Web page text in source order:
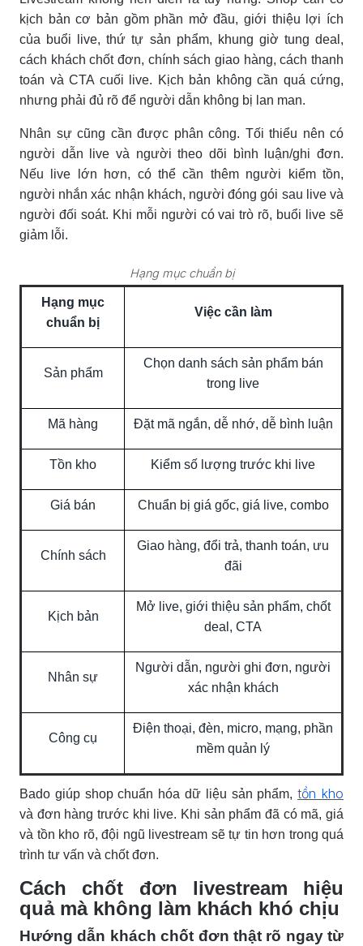
kịch bản cơ bản gồm phần mở đầu, giới thiệu lợi ích
của buổi live, thứ tự sản phẩm, khung giờ tung deal,
cách khách chốt đơn, chính sách giao hàng, cách thanh
toán và CTA cuối live. Kịch bản không cần quá cứng,
nhưng phải đủ rõ để người dẫn không bị lan man.
Nhân sự cũng cần được phân công. Tối thiểu nên có
người dẫn live và người theo dõi bình luận/ghi đơn.
Nếu live lớn hơn, có thể cần thêm người kiểm tồn,
người nhắn xác nhận khách, người đóng gói sau live và
người đối soát. Khi mỗi người có vai trò rõ, buổi live sẽ
giảm lỗi.
Hạng mục chuẩn bị
Hạng mục
chuẩn bị
Việc cần làm
Sản phẩm
Chọn danh sách sản phẩm bán
trong live
Mã hàng Đặt mã ngắn, dễ nhớ, dễ bình luận
Tồn kho Kiểm số lượng trước khi live
Giá bán Chuẩn bị giá gốc, giá live, combo
Chính sách
Giao hàng, đổi trả, thanh toán, ưu
đãi
Kịch bản
Mở live, giới thiệu sản phẩm, chốt
deal, CTA
Nhân sự
Người dẫn, người ghi đơn, người
xác nhận khách
Công cụ
Điện thoại, đèn, micro, mạng, phần
mềm quản lý
Bado giúp shop chuẩn hóa dữ liệu sản phẩm,tồn kho
và đơn hàng trước khi live. Khi sản phẩm đã có mã, giá
và tồn kho rõ, đội ngũ livestream sẽ tự tin hơn trong quá
trình tư vấn và chốt đơn.
Cách chốt đơn livestream hiệu
quả mà không làm khách khó chịu
Hướng dẫn khách chốt đơn thật rõ ngay từ